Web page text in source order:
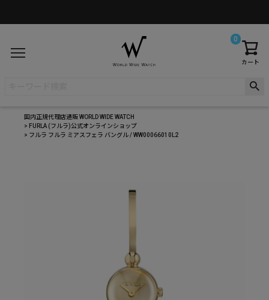
カート
0
国内正規代理店通販 WORLD WIDE WATCH
FURLA (フルラ)公式オンラインショップ
フルラ フルラ ミアスフェラ バングル / WW00066010L2